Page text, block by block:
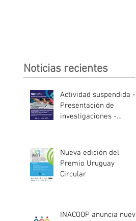
Noticias recientes
Actividad suspendida -
Presentación de
investigaciones -
Nueva edición del
Premio Uruguay
Circular
INACOOP anuncia nueve